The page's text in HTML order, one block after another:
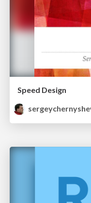
Speed Design